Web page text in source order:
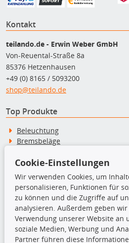
Kontakt
teilando.de - Erwin Weber GmbH
Von-Reuental-Straße 8a
85376 Hetzenhausen
+49 (0) 8165 / 5093200
shop@teilando.de
Top Produkte
Beleuchtung
Bremsbeläge
Kupplungssatz
Querlenker
Radlager
Stoßdämpfer
TecDoc Inside
Cookie-Einstellungen
Wir verwenden Cookies, um
personalisieren, Funktionen für
zu können und die Zugriffe auf
analysieren. Außerdem geben
Verwendung unserer Website an
soziale Medien, Werbung und
Partner führen diese